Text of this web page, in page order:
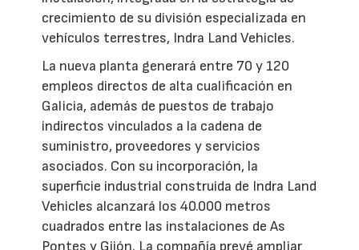
crecimiento de su división especializada en
vehículos terrestres, Indra Land Vehicles.
La nueva planta generará entre 70 y 120
empleos directos de alta cualificación en
Galicia, además de puestos de trabajo
indirectos vinculados a la cadena de
suministro, proveedores y servicios
asociados. Con su incorporación, la
superficie industrial construida de Indra Land
Vehicles alcanzará los 40.000 metros
cuadrados entre las instalaciones de As
Pontes y Gijón. La compañía prevé ampliar